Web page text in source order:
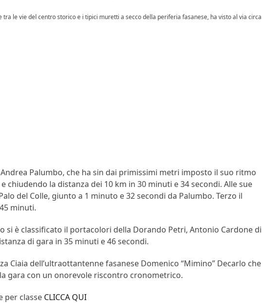
le vie del centro storico e i tipici muretti a secco della periferia fasanese, ha visto al via circa
Palumbo, che ha sin dai primissimi metri imposto il suo ritmo
chiudendo la distanza dei 10 km in 30 minuti e 34 secondi. Alle sue
del Colle, giunto a 1 minuto e 32 secondi da Palumbo. Terzo il
minuti.
si è classificato il portacolori della Dorando Petri, Antonio Cardone di
di gara in 35 minuti e 46 secondi.
Ciaia dell’ultraottantenne fasanese Domenico “Mimino” Decarlo che
gara con un onorevole riscontro cronometrico.
per classe CLICCA QUI